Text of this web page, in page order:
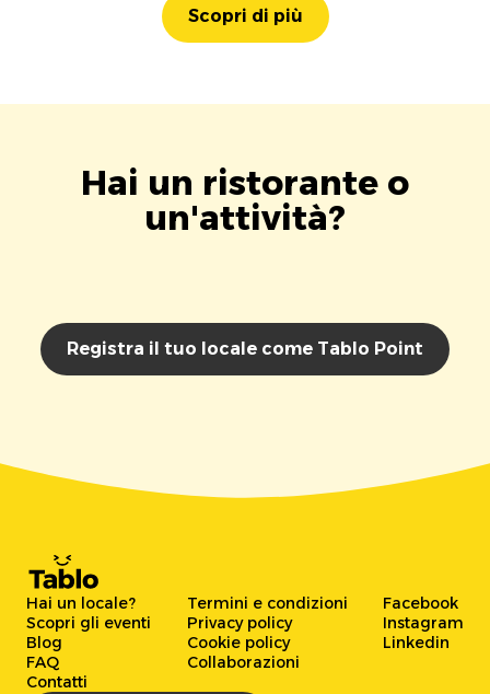
Scopri di più
Hai un ristorante o
un'attività?
Registra il tuo locale come Tablo Point
Hai un locale?
Scopri gli eventi
Blog
FAQ
Contatti
Termini e condizioni
Privacy policy
Cookie policy
Collaborazioni
Facebook
Instagram
Linkedin